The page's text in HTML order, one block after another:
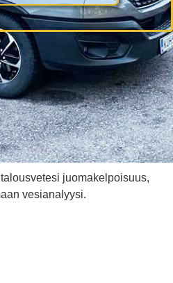
juomakelpoisuus,
vesianalyysi.